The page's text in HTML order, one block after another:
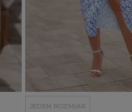
Dodaj do koszyka
JEDEN ROZMIAR